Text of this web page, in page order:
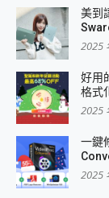
美到
2025
好用
格式
2025
一鍵
2025